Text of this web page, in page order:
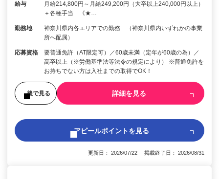
給与
月給214,800円～月給249,200円（大卒以上240,000円以上）
＋各種手当 《★…
勤務地
神奈川県内各エリアでの勤務 （神奈川県内いずれかの事業
所へ配属）
応募資格
要普通免許（AT限定可）／60歳未満（定年が60歳の為）／
高卒以上（※労働基準法等法令の規定により） ※普通免許を
お持ちでない方は入社までの取得でOK！
後で見る 詳細を見る
アピールポイントを見る
更新日： 2026/07/22 掲載終了日： 2026/08/31